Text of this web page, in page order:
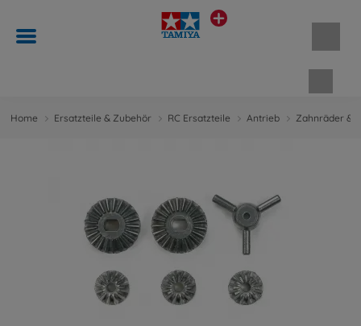
Home Ersatzteile & Zubehör RC Ersatzteile Antrieb Zahnräder &